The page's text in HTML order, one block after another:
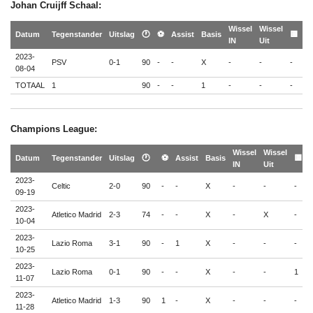
Johan Cruijff Schaal:
Datum Tegenstander Uitslag 🕐 ⚽ Assist Basis
Wissel
IN
Wissel
Uit
🟨
2023-
08-04
PSV 0-1 90 - - X - - -
TOTAAL 1 90 - - 1 - - -
Champions League:
Datum Tegenstander Uitslag 🕐 ⚽ Assist Basis
Wissel
IN
Wissel
Uit
🟨
2023-
09-19
Celtic 2-0 90 - - X - - -
2023-
10-04
Atletico Madrid 2-3 74 - - X - X -
2023-
10-25
Lazio Roma 3-1 90 - 1 X - - -
2023-
11-07
Lazio Roma 0-1 90 - - X - - 1
2023-
11-28
Atletico Madrid 1-3 90 1 - X - - -